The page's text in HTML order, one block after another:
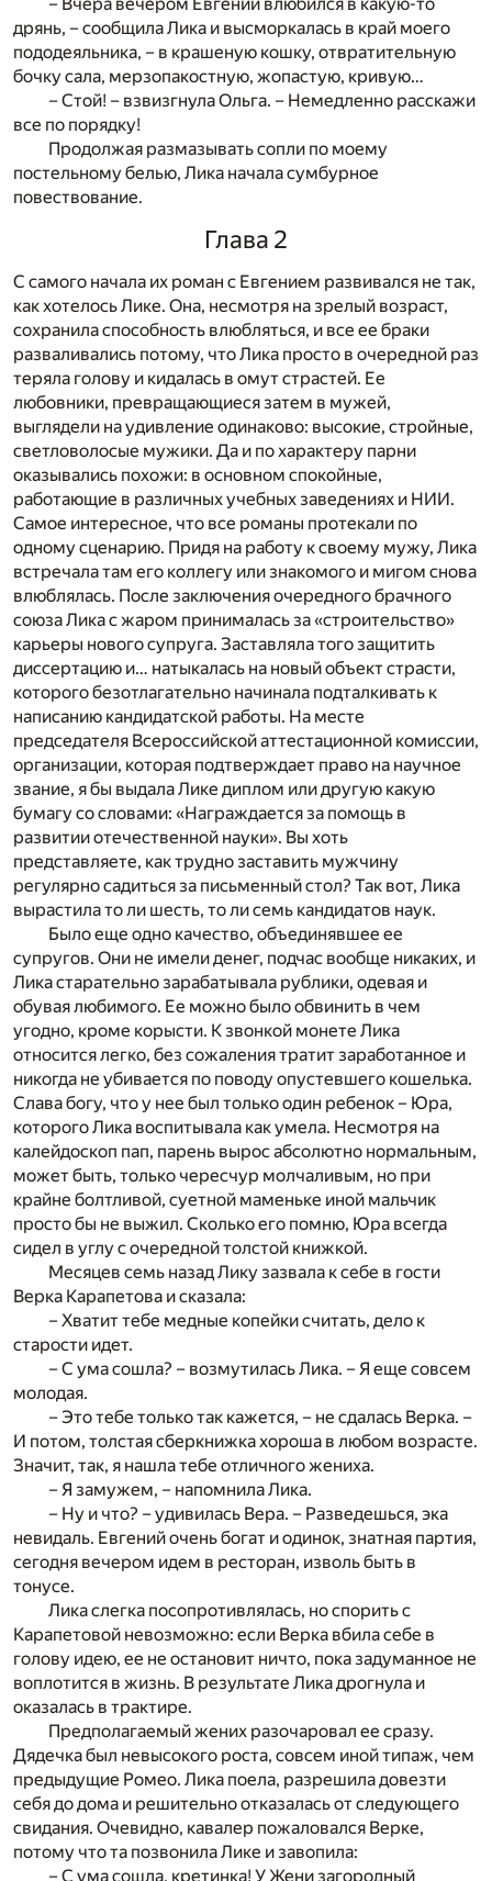
– Вчера вечером Евгений влюбился в какую-то
дрянь, – сообщила Лика и высморкалась в край моего
пододеяльника, – в крашеную кошку, отвратительную
бочку сала, мерзопакостную, жопастую, кривую…
– Стой! – взвизгнула Ольга. – Немедленно расскажи
все по порядку!
Продолжая размазывать сопли по моему
постельному белью, Лика начала сумбурное
повествование.
Глава 2
С самого начала их роман с Евгением развивался не так,
как хотелось Лике. Она, несмотря на зрелый возраст,
сохранила способность влюбляться, и все ее браки
разваливались потому, что Лика просто в очередной раз
теряла голову и кидалась в омут страстей. Ее
любовники, превращающиеся затем в мужей,
выглядели на удивление одинаково: высокие, стройные,
светловолосые мужики. Да и по характеру парни
оказывались похожи: в основном спокойные,
работающие в различных учебных заведениях и НИИ.
Самое интересное, что все романы протекали по
одному сценарию. Придя на работу к своему мужу, Лика
встречала там его коллегу или знакомого и мигом снова
влюблялась. После заключения очередного брачного
союза Лика с жаром принималась за «строительство»
карьеры нового супруга. Заставляла того защитить
диссертацию и… натыкалась на новый объект страсти,
которого безотлагательно начинала подталкивать к
написанию кандидатской работы. На месте
председателя Всероссийской аттестационной комиссии,
организации, которая подтверждает право на научное
звание, я бы выдала Лике диплом или другую какую
бумагу со словами: «Награждается за помощь в
развитии отечественной науки». Вы хоть
представляете, как трудно заставить мужчину
регулярно садиться за письменный стол? Так вот, Лика
вырастила то ли шесть, то ли семь кандидатов наук.
Было еще одно качество, объединявшее ее
супругов. Они не имели денег, подчас вообще никаких, и
Лика старательно зарабатывала рублики, одевая и
обувая любимого. Ее можно было обвинить в чем
угодно, кроме корысти. К звонкой монете Лика
относится легко, без сожаления тратит заработанное и
никогда не убивается по поводу опустевшего кошелька.
Слава богу, что у нее был только один ребенок – Юра,
которого Лика воспитывала как умела. Несмотря на
калейдоскоп пап, парень вырос абсолютно нормальным,
может быть, только чересчур молчаливым, но при
крайне болтливой, суетной маменьке иной мальчик
просто бы не выжил. Сколько его помню, Юра всегда
сидел в углу с очередной толстой книжкой.
Месяцев семь назад Лику зазвала к себе в гости
Верка Карапетова и сказала:
– Хватит тебе медные копейки считать, дело к
старости идет.
– С ума сошла? – возмутилась Лика. – Я еще совсем
молодая.
– Это тебе только так кажется, – не сдалась Верка. –
И потом, толстая сберкнижка хороша в любом возрасте.
Значит, так, я нашла тебе отличного жениха.
– Я замужем, – напомнила Лика.
– Ну и что? – удивилась Вера. – Разведешься, эка
невидаль. Евгений очень богат и одинок, знатная партия,
сегодня вечером идем в ресторан, изволь быть в
тонусе.
Лика слегка посопротивлялась, но спорить с
Карапетовой невозможно: если Верка вбила себе в
голову идею, ее не остановит ничто, пока задуманное не
воплотится в жизнь. В результате Лика дрогнула и
оказалась в трактире.
Предполагаемый жених разочаровал ее сразу.
Дядечка был невысокого роста, совсем иной типаж, чем
предыдущие Ромео. Лика поела, разрешила довезти
себя до дома и решительно отказалась от следующего
свидания. Очевидно, кавалер пожаловался Верке,
потому что та позвонила Лике и завопила:
– С ума сошла, кретинка! У Жени загородный